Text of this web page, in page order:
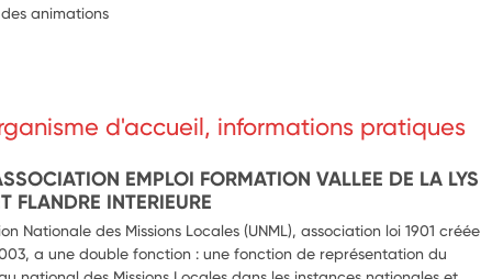
des animations
d'accueil, informations pratiques
EMPLOI FORMATION VALLEE DE LA LYS
FLANDRE INTERIEURE
Nationale des Missions Locales (UNML), association loi 1901 créée
a une double fonction : une fonction de représentation du